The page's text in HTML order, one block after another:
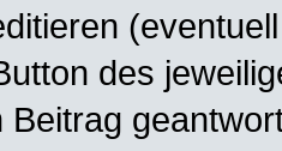
des
Beitrag